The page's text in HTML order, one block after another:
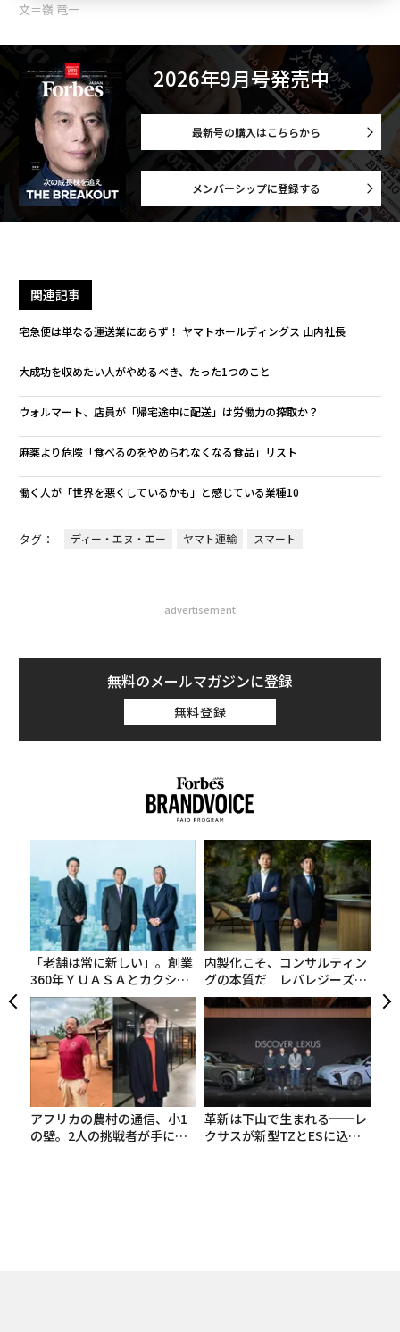
文＝嶺 竜一
2026年9月号発売中
最新号の購入はこちらから
メンバーシップに登録する
関連記事
宅急便は単なる運送業にあらず！ ヤマトホールディングス 山内社長
大成功を収めたい人がやめるべき、たった1つのこと
ウォルマート、店員が「帰宅途中に配送」は労働力の搾取か？
麻薬より危険「食べるのをやめられなくなる食品」リスト
働く人が「世界を悪くしているかも」と感じている業種10
タグ： ディー・エヌ・エー ヤマト運輸 スマート
advertisement
無料のメールマガジンに登録
無料登録
「老舗は常に新しい」。創業
360年ＹＵＡＳＡとカクシン
CEO田尻望が語る、AIを超え
る人の価値
内製化こそ、コンサルティン
グの本質だ レバレジーズが
実践する、次世代ファームの
全貌
アフリカの農村の通信、小1
の壁。2人の挑戦者が手にし
革新は下山で生まれる──レ
クサスが新型TZとESに込め